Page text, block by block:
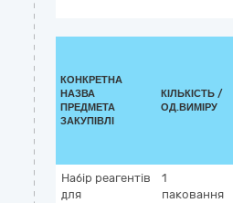
КОНКРЕТНА
НАЗВА
ПРЕДМЕТА
ЗАКУПІВЛІ
КІЛЬКІСТЬ /
ОД.ВИМІРУ
Набір реагентів
для
1
паковання